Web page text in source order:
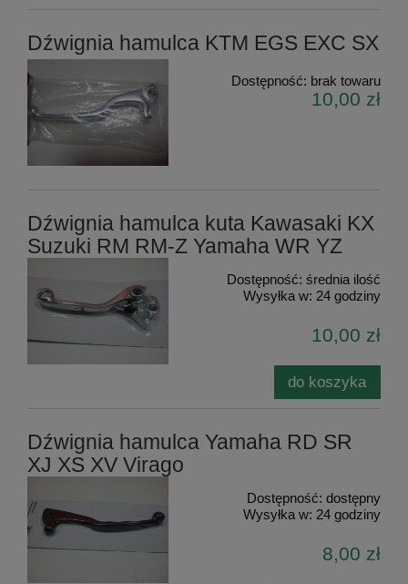
Dźwignia hamulca KTM EGS EXC SX
Dostępność: brak towaru
10,00 zł
Dźwignia hamulca kuta Kawasaki KX
Suzuki RM RM-Z Yamaha WR YZ
Dostępność: średnia ilość
Wysyłka w: 24 godziny
10,00 zł
do koszyka
Dźwignia hamulca Yamaha RD SR
XJ XS XV Virago
Dostępność: dostępny
Wysyłka w: 24 godziny
8,00 zł